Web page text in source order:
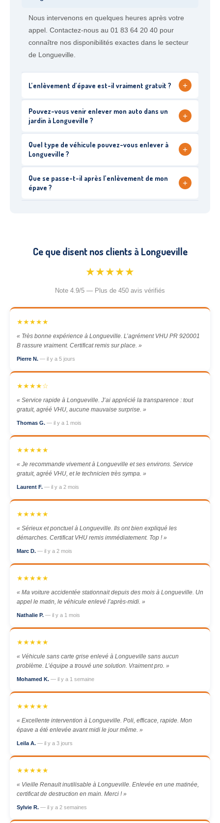
Nous intervenons en quelques heures après votre
appel. Contactez-nous au 01 83 64 20 40 pour
connaître nos disponibilités exactes dans le secteur
de Longueville.
L’enlèvement d’épave est-il vraiment gratuit ? +
Pouvez-vous venir enlever mon auto dans un
jardin à Longueville ?
+
Quel type de véhicule pouvez-vous enlever à
Longueville ?
+
Que se passe-t-il après l’enlèvement de mon
épave ?
+
Ce que disent nos clients à Longueville
★★★★★
Note 4.9/5 — Plus de 450 avis vérifiés
★★★★★
« Très bonne expérience à Longueville. L’agrément VHU PR 920001
B rassure vraiment. Certificat remis sur place. »
Pierre N. — il y a 5 jours
★★★★☆
« Service rapide à Longueville. J’ai apprécié la transparence : tout
gratuit, agréé VHU, aucune mauvaise surprise. »
Thomas G. — il y a 1 mois
★★★★★
« Je recommande vivement à Longueville et ses environs. Service
gratuit, agréé VHU, et le technicien très sympa. »
Laurent F. — il y a 2 mois
★★★★★
« Sérieux et ponctuel à Longueville. Ils ont bien expliqué les
démarches. Certificat VHU remis immédiatement. Top ! »
Marc D. — il y a 2 mois
★★★★★
« Ma voiture accidentée stationnait depuis des mois à Longueville. Un
appel le matin, le véhicule enlevé l’après-midi. »
Nathalie P. — il y a 1 mois
★★★★★
« Véhicule sans carte grise enlevé à Longueville sans aucun
problème. L’équipe a trouvé une solution. Vraiment pro. »
Mohamed K. — il y a 1 semaine
★★★★★
« Excellente intervention à Longueville. Poli, efficace, rapide. Mon
épave a été enlevée avant midi le jour même. »
Leila A. — il y a 3 jours
★★★★★
« Vieille Renault inutilisable à Longueville. Enlevée en une matinée,
certificat de destruction en main. Merci ! »
Sylvie R. — il y a 2 semaines